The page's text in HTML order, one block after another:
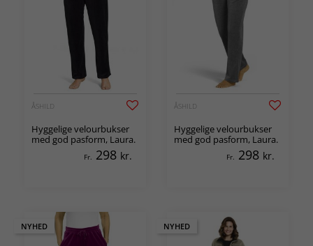
ÅSHILD
Hyggelige velourbukser
med god pasform, Laura.
Fr. 298 kr.
ÅSHILD
Hyggelige velourbukser
med god pasform, Laura.
Fr. 298 kr.
NYHED NYHED